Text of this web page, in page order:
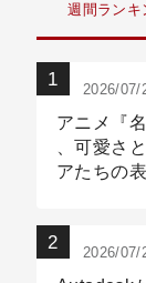
週間ランキ
2026/07/
アニメ『
、可愛さ
アたちの
2026/07/